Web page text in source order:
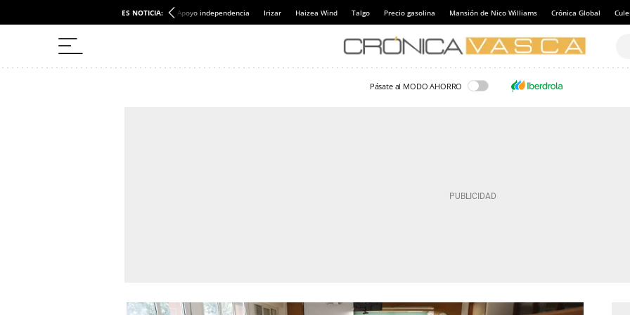
ES NOTICIA: Apoyo independencia Irizar Haizea Wind Talgo Precio gasolina Mansión de Nico Williams Crónica Global
Pásate al MODO AHORRO